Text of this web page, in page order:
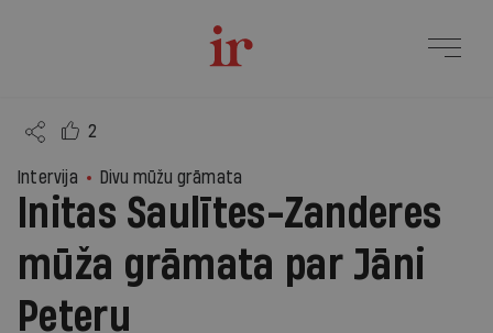
2
Intervija Divu mūžu grāmata
Initas Saulītes-Zanderes
mūža grāmata par Jāni
Peteru